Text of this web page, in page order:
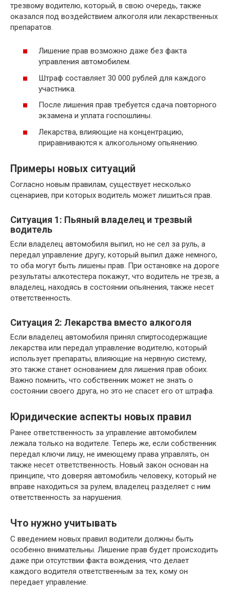
трезвому водителю, который, в свою очередь, также
оказался под воздействием алкоголя или лекарственных
препаратов.
Лишение прав возможно даже без факта
управления автомобилем.
Штраф составляет 30 000 рублей для каждого
участника.
После лишения прав требуется сдача повторного
экзамена и уплата госпошлины.
Лекарства, влияющие на концентрацию,
приравниваются к алкогольному опьянению.
Примеры новых ситуаций
Согласно новым правилам, существует несколько
сценариев, при которых водитель может лишиться прав.
Ситуация 1: Пьяный владелец и трезвый
водитель
Если владелец автомобиля выпил, но не сел за руль, а
передал управление другу, который выпил даже немного,
то оба могут быть лишены прав. При остановке на дороге
результаты алкотестера покажут, что водитель не трезв, а
владелец, находясь в состоянии опьянения, также несет
ответственность.
Ситуация 2: Лекарства вместо алкоголя
Если владелец автомобиля принял спиртосодержащие
лекарства или передал управление водителю, который
использует препараты, влияющие на нервную систему,
это также станет основанием для лишения прав обоих.
Важно помнить, что собственник может не знать о
состоянии своего друга, но это не спасет его от штрафа.
Юридические аспекты новых правил
Ранее ответственность за управление автомобилем
лежала только на водителе. Теперь же, если собственник
передал ключи лицу, не имеющему права управлять, он
также несет ответственность. Новый закон основан на
принципе, что доверяя автомобиль человеку, который не
вправе находиться за рулем, владелец разделяет с ним
ответственность за нарушения.
Что нужно учитывать
С введением новых правил водители должны быть
особенно внимательны. Лишение прав будет происходить
даже при отсутствии факта вождения, что делает
каждого водителя ответственным за тех, кому он
передает управление.